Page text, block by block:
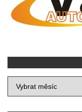
Archiv
zpráv